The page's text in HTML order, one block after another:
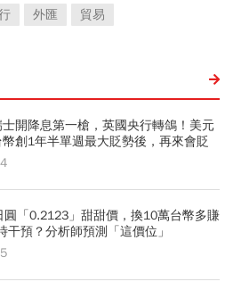
外匯 貿易
開降息第一槍，英國央行轉鴿！美元
創1年半單週最大貶勢後，再來會貶
圓「0.2123」甜甜價，換10萬台幣多賺
干預？分析師預測「這價位」